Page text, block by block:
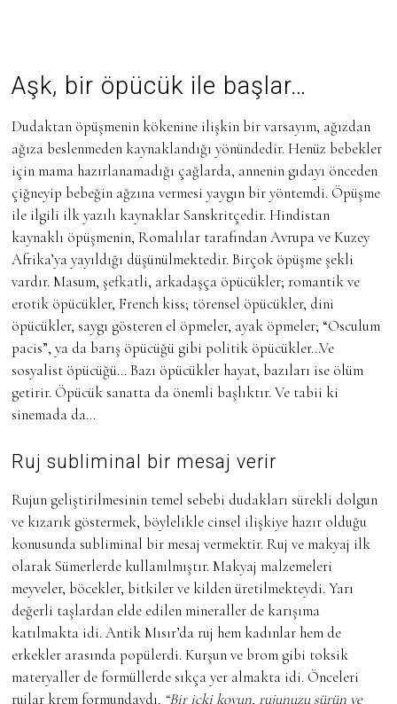
Aşk, bir öpücük ile başlar…
Dudaktan öpüşmenin kökenine ilişkin bir varsayım, ağızdan
ağıza beslenmeden kaynaklandığı yönündedir. Henüz bebekler
için mama hazırlanamadığı çağlarda, annenin gıdayı önceden
çiğneyip bebeğin ağzına vermesi yaygın bir yöntemdi. Öpüşme
ile ilgili ilk yazılı kaynaklar Sanskritçedir. Hindistan
kaynaklı öpüşmenin, Romalılar tarafından Avrupa ve Kuzey
Afrika’ya yayıldığı düşünülmektedir. Birçok öpüşme şekli
vardır. Masum, şefkatli, arkadaşça öpücükler; romantik ve
erotik öpücükler, French kiss; törensel öpücükler, dini
öpücükler, saygı gösteren el öpmeler, ayak öpmeler; “Osculum
pacis”, ya da barış öpücüğü gibi politik öpücükler…Ve
sosyalist öpücüğü… Bazı öpücükler hayat, bazıları ise ölüm
getirir. Öpücük sanatta da önemli başlıktır. Ve tabii ki
sinemada da…
Ruj subliminal bir mesaj verir
Rujun geliştirilmesinin temel sebebi dudakları sürekli dolgun
ve kızarık göstermek, böylelikle cinsel ilişkiye hazır olduğu
konusunda subliminal bir mesaj vermektir. Ruj ve makyaj ilk
olarak Sümerlerde kullanılmıştır. Makyaj malzemeleri
meyveler, böcekler, bitkiler ve kilden üretilmekteydi. Yarı
değerli taşlardan elde edilen mineraller de karışıma
katılmakta idi. Antik Mısır’da ruj hem kadınlar hem de
erkekler arasında popülerdi. Kurşun ve brom gibi toksik
materyaller de formüllerde sıkça yer almakta idi. Önceleri
rujlar krem formundaydı. “Bir içki koyun, rujunuzu sürün ve